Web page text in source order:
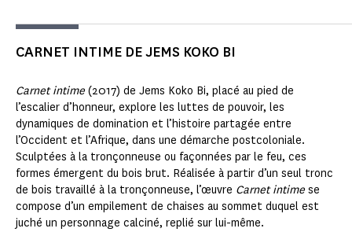
CARNET INTIME DE JEMS KOKO BI
Carnet intime (2017) de Jems Koko Bi, placé au pied de
l’escalier d’honneur, explore les luttes de pouvoir, les
dynamiques de domination et l’histoire partagée entre
l’Occident et l’Afrique, dans une démarche postcoloniale.
Sculptées à la tronçonneuse ou façonnées par le feu, ces
formes émergent du bois brut. Réalisée à partir d’un seul tronc
de bois travaillé à la tronçonneuse, l’œuvre Carnet intime se
compose d’un empilement de chaises au sommet duquel est
juché un personnage calciné, replié sur lui-même.